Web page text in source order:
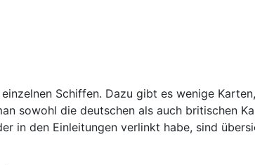
Schiffen. Dazu gibt es wenige
sowohl die deutschen als auch britischen
in den Einleitungen verlinkt habe, sind